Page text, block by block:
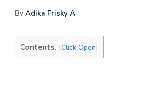
By Adika Frisky A
Contents. [Click Open]